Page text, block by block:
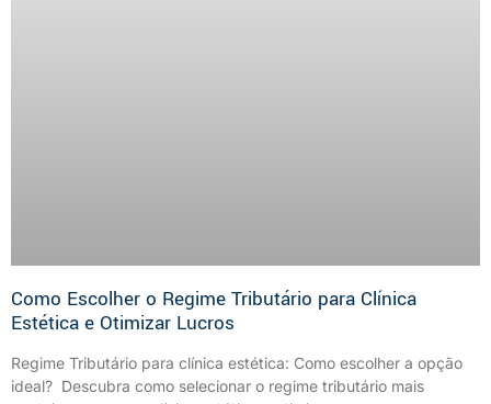
Como Escolher o Regime Tributário para Clínica
Estética e Otimizar Lucros
Regime Tributário para clínica estética: Como escolher a opção
ideal? Descubra como selecionar o regime tributário mais